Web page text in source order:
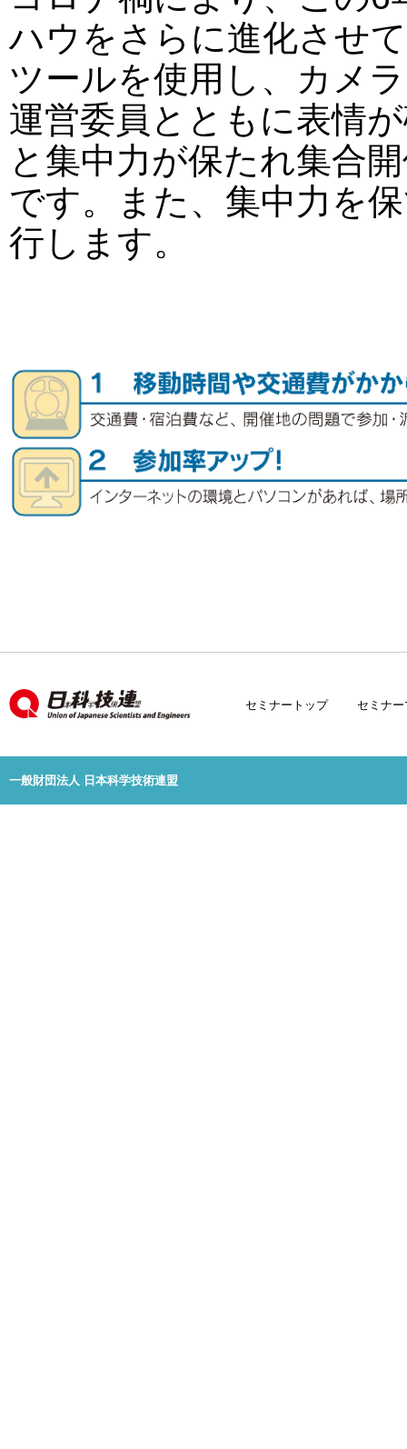
ハウをさらに進化させ
ツールを使用し、カメ
運営委員とともに表情
と集中力が保たれ集合
です。また、集中力を
行します。
セミナートップ セミナ
一般財団法人 日本科学技術連盟